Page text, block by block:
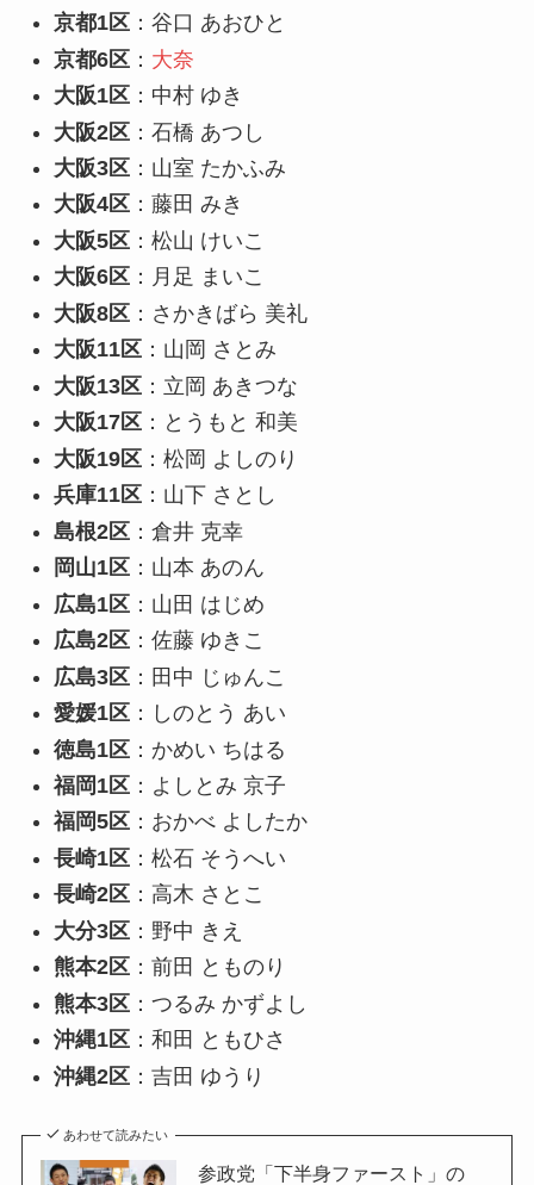
京都1区：谷口 あおひと
京都6区： 大奈
大阪1区：中村 ゆき
大阪2区：石橋 あつし
大阪3区：山室 たかふみ
大阪4区：藤田 みき
大阪5区：松山 けいこ
大阪6区：月足 まいこ
大阪8区：さかきばら 美礼
大阪11区：山岡 さとみ
大阪13区：立岡 あきつな
大阪17区：とうもと 和美
大阪19区：松岡 よしのり
兵庫11区：山下 さとし
島根2区：倉井 克幸
岡山1区：山本 あのん
広島1区：山田 はじめ
広島2区：佐藤 ゆきこ
広島3区：田中 じゅんこ
愛媛1区：しのとう あい
徳島1区：かめい ちはる
福岡1区：よしとみ 京子
福岡5区：おかべ よしたか
長崎1区：松石 そうへい
長崎2区：高木 さとこ
大分3区：野中 きえ
熊本2区：前田 とものり
熊本3区：つるみ かずよし
沖縄1区：和田 ともひさ
沖縄2区：吉田 ゆうり
あわせて読みたい
参政党「下半身ファースト」の